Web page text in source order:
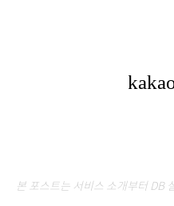
본 포스트는 서비스 소개부터 DB